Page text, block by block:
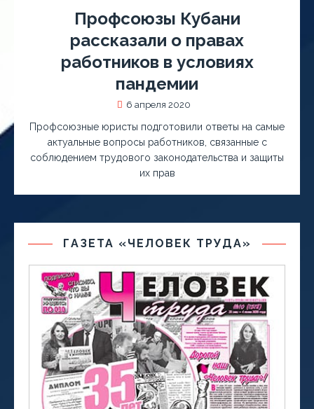
Профсоюзы Кубани
рассказали о правах
работников в условиях
пандемии
6 апреля 2020
Профсоюзные юристы подготовили ответы на самые
актуальные вопросы работников, связанные с
соблюдением трудового законодательства и защиты
их прав
ГАЗЕТА «ЧЕЛОВЕК ТРУДА»